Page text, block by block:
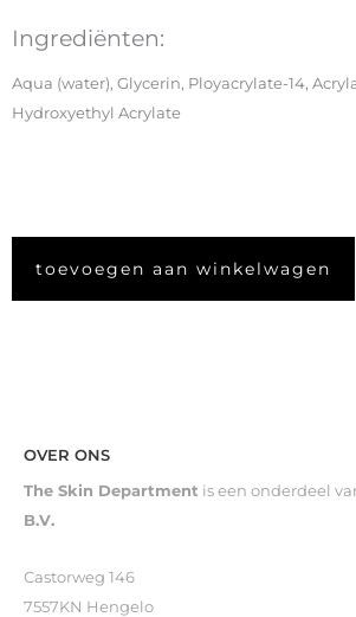
Ingrediënten:
Aqua (water), Glycerin, Ployacrylate-14,
Hydroxyethyl Acrylate
toevoegen aan winkelwagen
OVER ONS
The Skin Department is een onderdeel
B.V.
Castorweg 146
7557KN Hengelo